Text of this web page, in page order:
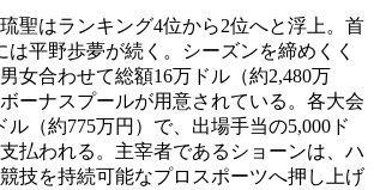
聖はランキング4位から2位へと浮上。首
は平野歩夢が続く。シーズンを締めくく
女合わせて総額16万ドル（約2,480万
ーナスプールが用意されている。各大会
ル（約775万円）で、出場手当の5,000ド
払われる。主宰者であるショーンは、ハ
技を持続可能なプロスポーツへ押し上げ